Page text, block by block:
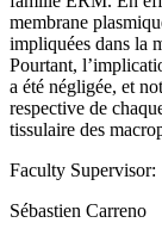
membrane
impliquées dans la
Pourtant,
a été négligée, et
respective de
tissulaire des
Faculty Supervisor:
Sébastien Carreno